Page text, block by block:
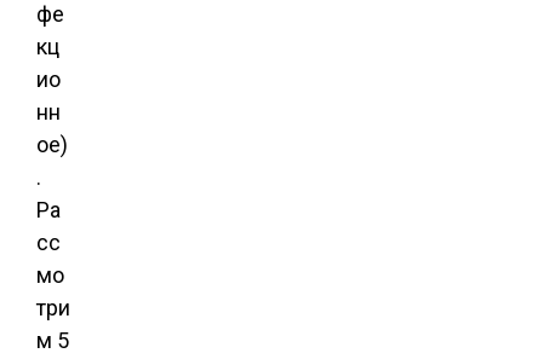
фе
кц
ио
нн
ое)
.
Ра
сс
мо
три
м 5